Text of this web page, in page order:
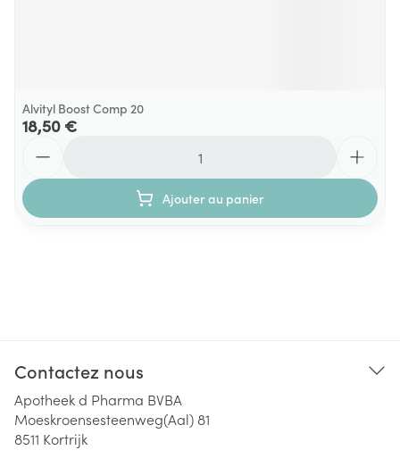
Alvityl Boost Comp 20
18,50 €
Ajouter au panier
Contactez nous
Apotheek d Pharma BVBA
Moeskroensesteenweg(Aal) 81
8511 Kortrijk